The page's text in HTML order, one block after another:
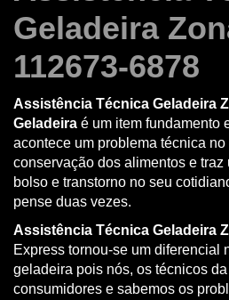
Geladeira
112673-6878
Assistência Técnica Geladeira
Geladeira é um item fundamento
acontece um problema técnica
conservação dos alimentos e traz
bolso e transtorno no seu
pense duas vezes.
Assistência Técnica Geladeira
Express tornou-se um diferencial
geladeira pois nós, os técnicos
consumidores e sabemos os